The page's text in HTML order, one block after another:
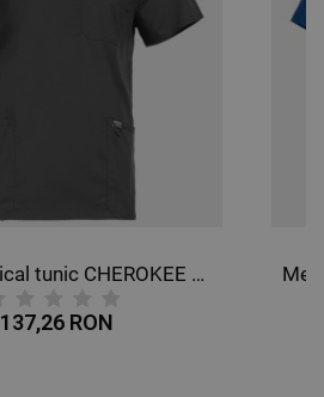
Men's medical tunic CHEROKEE V-NECK GREY WWE670.
137,26 RON